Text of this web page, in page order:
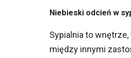
Niebieski odcień w
Sypialnia to
między innymi